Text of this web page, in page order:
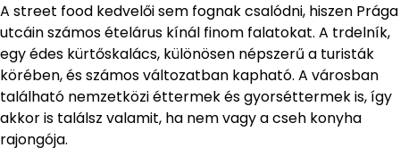
A street food kedvelői sem fognak csalódni, hiszen Prága
utcáin számos ételárus kínál finom falatokat. A trdelník,
egy édes kürtőskalács, különösen népszerű a turisták
körében, és számos változatban kapható. A városban
található nemzetközi éttermek és gyorséttermek is, így
akkor is találsz valamit, ha nem vagy a cseh konyha
rajongója.